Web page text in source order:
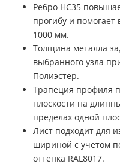
Ребро НС35
прогибу и
1000 мм.
Толщина металла
выбранного узла
Полиэстер.
Трапеция профиля
плоскости на
пределах одной
Лист подходит для
шириной с учётом
оттенка RAL8017.